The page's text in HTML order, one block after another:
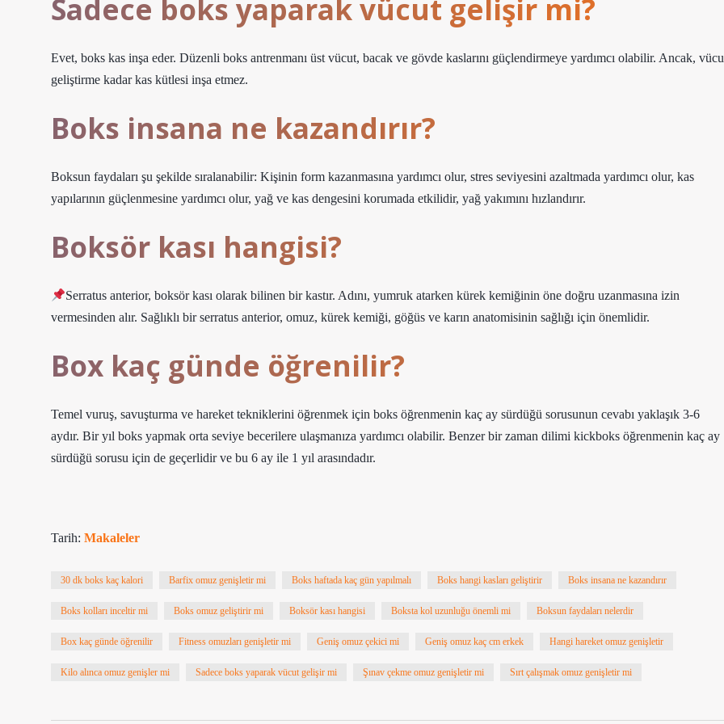
Sadece boks yaparak vücut gelişir mi?
Evet, boks kas inşa eder. Düzenli boks antrenmanı üst vücut, bacak ve gövde kaslarını güçlendirmeye yardımcı olabilir. Ancak,
geliştirme kadar kas kütlesi inşa etmez.
Boks insana ne kazandırır?
Boksun faydaları şu şekilde sıralanabilir: Kişinin form kazanmasına yardımcı olur, stres seviyesini azaltmada yardımcı olur, kas
yapılarının güçlenmesine yardımcı olur, yağ ve kas dengesini korumada etkilidir, yağ yakımını hızlandırır.
Boksör kası hangisi?
Serratus anterior, boksör kası olarak bilinen bir kastır. Adını, yumruk atarken kürek kemiğinin öne doğru uzanmasına izin
vermesinden alır. Sağlıklı bir serratus anterior, omuz, kürek kemiği, göğüs ve karın anatomisinin sağlığı için önemlidir.
Box kaç günde öğrenilir?
Temel vuruş, savuşturma ve hareket tekniklerini öğrenmek için boks öğrenmenin kaç ay sürdüğü sorusunun cevabı yaklaşık 3-6
aydır. Bir yıl boks yapmak orta seviye becerilere ulaşmanıza yardımcı olabilir. Benzer bir zaman dilimi kickboks öğrenmenin kaç ay
sürdüğü sorusu için de geçerlidir ve bu 6 ay ile 1 yıl arasındadır.
Tarih: Makaleler
30 dk boks kaç kalori Barfix omuz genişletir mi Boks haftada kaç gün yapılmalı Boks hangi kasları geliştirir Boks insana ne kazandırır
Boks kolları inceltir mi Boks omuz geliştirir mi Boksör kası hangisi Boksta kol uzunluğu önemli mi Boksun faydaları nelerdir
Box kaç günde öğrenilir Fitness omuzları genişletir mi Geniş omuz çekici mi Geniş omuz kaç cm erkek Hangi hareket omuz genişletir
Kilo alınca omuz genişler mi Sadece boks yaparak vücut gelişir mi Şınav çekme omuz genişletir mi Sırt çalışmak omuz genişletir mi